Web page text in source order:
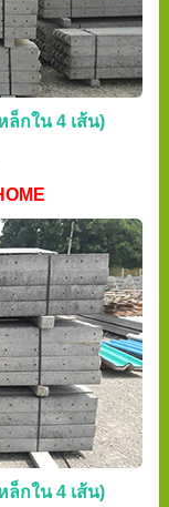
ล็กใน 4 เส้น)
ล็กใน 4 เส้น)